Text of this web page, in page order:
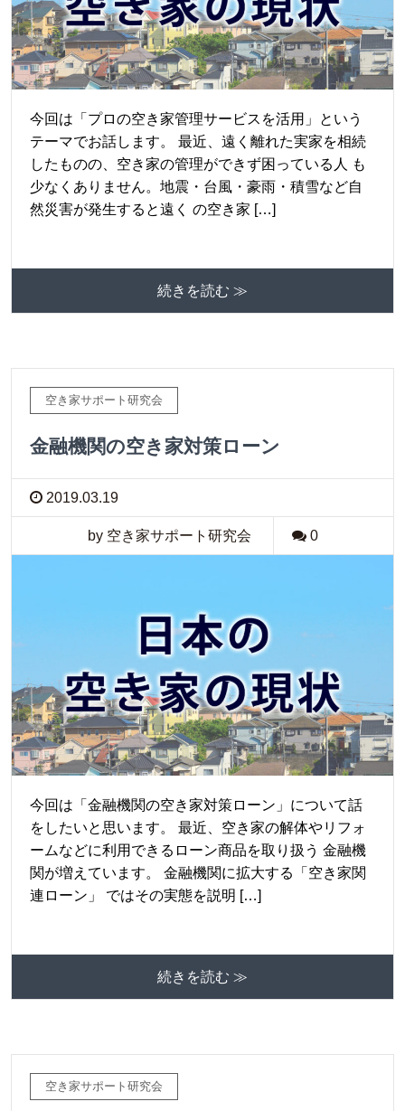
今回は「プロの空き家管理サービスを活用」という
テーマでお話します。 最近、遠く離れた実家を相続
したものの、空き家の管理ができず困っている人 も
少なくありません。地震・台風・豪雨・積雪など自
然災害が発生すると遠く の空き家 […]
続きを読む ≫
空き家サポート研究会
金融機関の空き家対策ローン
2019.03.19
by 空き家サポート研究会 0
今回は「金融機関の空き家対策ローン」について話
をしたいと思います。 最近、空き家の解体やリフォ
ームなどに利用できるローン商品を取り扱う 金融機
関が増えています。 金融機関に拡大する「空き家関
連ローン」 ではその実態を説明 […]
続きを読む ≫
空き家サポート研究会